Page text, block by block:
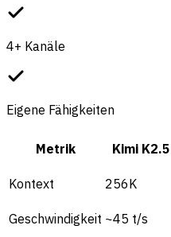
4+ Kanäle
Eigene Fähigkeiten
Metrik Kimi K2.5
Kontext 256K
Geschwindigkeit ~45 t/s